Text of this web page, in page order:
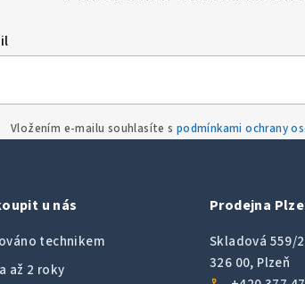
Vložením e-mailu souhlasíte s podmínkami ochrany
u nás
technikem
až 2 roky
Prodejna
Skladová 559/
326 00, Plzeň